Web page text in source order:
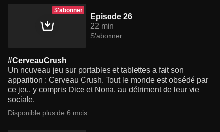
S'abonner
Episode 26
22 min
S'abonner
#CerveauCrush
Un nouveau jeu sur portables et tablettes a fait son
apparition : Cerveau Crush. Tout le monde est obsédé par
ce jeu, y compris Dice et Nona, au détriment de leur vie
sociale.
Disponible plus de 6 mois